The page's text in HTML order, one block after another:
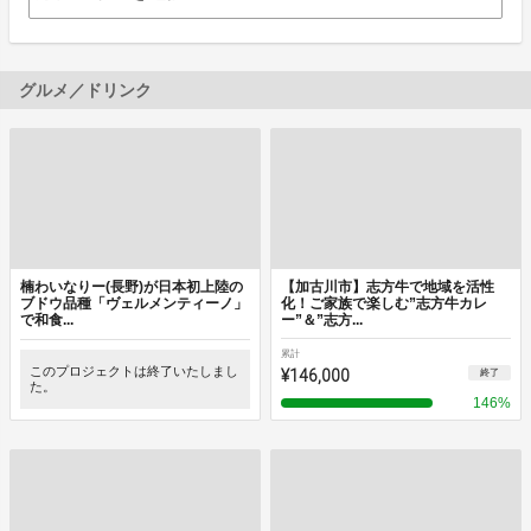
グルメ／ドリンク
楠わいなりー(長野)が日本初上陸の
ブドウ品種「ヴェルメンティーノ」
で和食...
このプロジェクトは終了いたしまし
た。
【加古川市】志方牛で地域を活性
化！ご家族で楽しむ”志方牛カレ
ー”＆”志方...
累計
¥146,000 終了
146%